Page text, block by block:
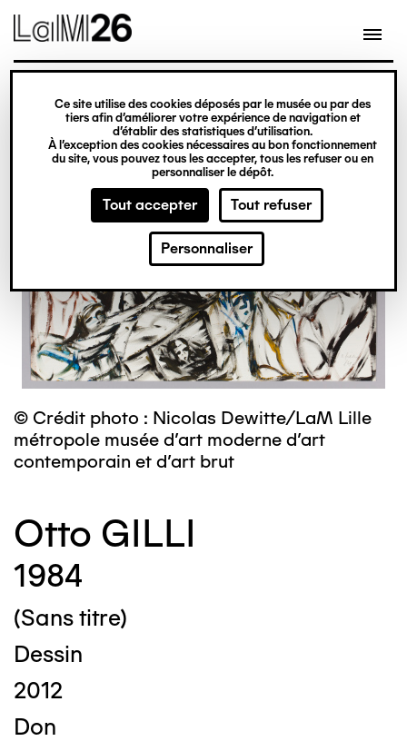
Gestion des cookies
Ce site utilise des cookies déposés par le musée ou par des
tiers afin d’améliorer votre expérience de navigation et
d’établir des statistiques d’utilisation.
À l’exception des cookies nécessaires au bon fonctionnement
du site, vous pouvez tous les accepter, tous les refuser ou en
personnaliser le dépôt.
Tout accepter Tout refuser
Personnaliser
contenu
© Crédit photo : Nicolas Dewitte/LaM Lille
métropole musée d’art moderne d’art
contemporain et d’art brut
Otto GILLI
1984
(Sans titre)
Dessin
2012
Don